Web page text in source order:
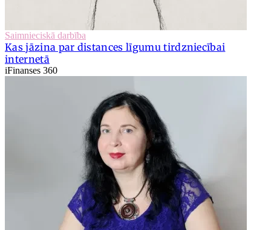
Saimnieciskā darbība
Kas jāzina par distances līgumu tirdzniecībai
internetā
iFinanses 360